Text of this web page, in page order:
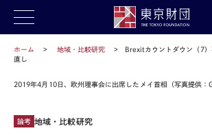
ホーム 地域・比較研究
Brexitカウントダウン（7）
直し
2019年4月10日、欧州理事会に出席したメイ首相（写真提供：
論考 地域・比較研究